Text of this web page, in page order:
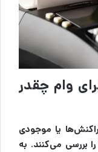
وام چقدر
یا موجودی
بررسی می‌کنند. به